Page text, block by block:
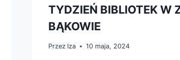
TYDZIEŃ BIBLIOTEK W
BĄKOWIE
Przez Iza 10 maja, 2024